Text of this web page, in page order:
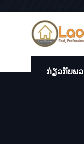
ກ່ຽວກັບພວ